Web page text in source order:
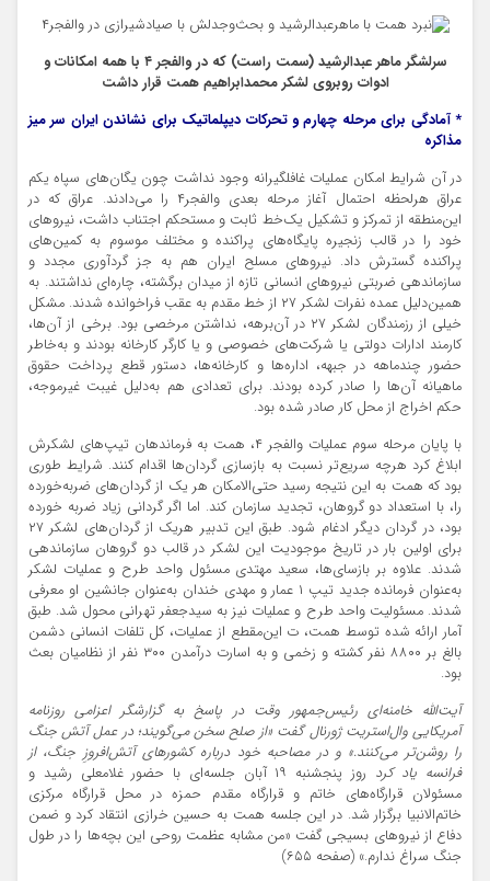
سرلشگر ماهر عبدالرشید (سمت راست) که در والفجر ۴ با همه امکانات و
ادوات روبروی لشکر محمدابراهیم همت قرار داشت
* آمادگی برای مرحله چهارم و تحرکات دیپلماتیک برای نشاندن ایران سر میز
مذاکره
در آن شرایط امکان عملیات غافلگیرانه وجود نداشت چون یگان‌های سپاه یکم
عراق هرلحظه احتمال آغاز مرحله بعدی والفجر۴ را می‌دادند. عراق که در
این‌منطقه از تمرکز و تشکیل یک‌خط ثابت و مستحکم اجتناب داشت، نیروهای
خود را در قالب زنجیره پایگاه‌های پراکنده و مختلف موسوم به کمین‌های
پراکنده گسترش داد. نیروهای مسلح ایران هم به جز گردآوری مجدد و
سازماندهی ضربتی نیروهای انسانی تازه از میدان برگشته، چاره‌ای نداشتند. به
همین‌دلیل عمده نفرات لشکر ۲۷ از خط مقدم به عقب فراخوانده شدند. مشکل
خیلی از رزمندگان لشکر ۲۷ در آن‌برهه، نداشتن مرخصی بود. برخی از آن‌ها،
کارمند ادارات دولتی یا شرکت‌های خصوصی و یا کارگر کارخانه بودند و به‌خاطر
حضور چندماهه در جبهه، اداره‌ها و کارخانه‌ها، دستور قطع پرداخت حقوق
ماهیانه آن‌ها را صادر کرده بودند. برای تعدادی هم به‌دلیل غیبت غیرموجه،
حکم اخراج از محل کار صادر شده بود.
با پایان مرحله سوم عملیات والفجر ۴، همت به فرماندهان تیپ‌های لشکرش
ابلاغ کرد هرچه سریع‌تر نسبت به بازسازی گردان‌ها اقدام کنند. شرایط طوری
بود که همت به این نتیجه رسید حتی‌الامکان هر یک از گردان‌های ضربه‌خورده
را، با استعداد دو گروهان، تجدید سازمان کند. اما اگر گردانی زیاد ضربه خورده
بود، در گردان دیگر ادغام شود. طبق این تدبیر هریک از گردان‌های لشکر ۲۷
برای اولین بار در تاریخ موجودیت این لشکر در قالب دو گروهان سازماندهی
شدند. علاوه بر بازسای‌ها، سعید مهتدی مسئول واحد طرح و عملیات لشکر
به‌عنوان فرمانده جدید تیپ ۱ عمار و مهدی خندان به‌عنوان جانشین او معرفی
شدند. مسئولیت واحد طرح و عملیات نیز به سیدجعفر تهرانی محول شد. طبق
آمار ارائه شده توسط همت، ت این‌مقطع از عملیات، کل تلفات انسانی دشمن
بالغ بر ۸۸۰۰ نفر کشته و زخمی و به اسارت درآمدن ۳۰۰ نفر از نظامیان بعث
بود.
آیت‌الله خامنه‌ای رئیس‌جمهور وقت در پاسخ به گزارشگر اعزامی روزنامه
آمریکایی وال‌استریت ژورنال گفت «از صلح سخن می‌گویند؛ در عمل آتش جنگ
را روشن‌تر می‌کنند.» و در مصاحبه خود درباره کشورهای آتش‌افروزِ جنگ، از
فرانسه یاد کرد
روز پنجشنبه ۱۹ آبان جلسه‌ای با حضور غلامعلی رشید و
مسئولان قرارگاه‌های خاتم و قرارگاه مقدم حمزه در محل قرارگاه مرکزی
خاتم‌الانبیا برگزار شد. در این جلسه همت به حسین خرازی انتقاد کرد و ضمن
دفاع از نیروهای بسیجی گفت «من مشابه عظمت روحی این بچه‌ها را در طول
جنگ سراغ ندارم.» (صفحه ۶۵۵)